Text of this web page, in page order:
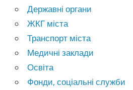
Державні органи
ЖКГ міста
Транспорт міста
Медичні заклади
Освіта
Фонди, соціальні служби